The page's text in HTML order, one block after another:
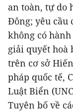
an toàn, tự do
Đông; yêu cầu
không có
giải quyết hoà
trên cơ sở
pháp quốc tế,
Luật Biển
Tuyên bố về